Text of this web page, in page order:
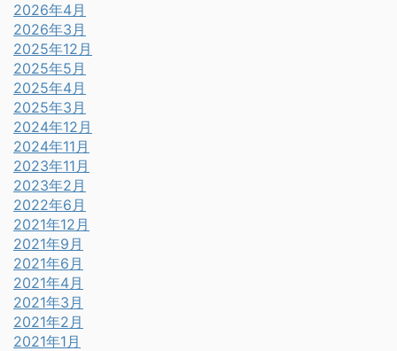
2026年4月
2026年3月
2025年12月
2025年5月
2025年4月
2025年3月
2024年12月
2024年11月
2023年11月
2023年2月
2022年6月
2021年12月
2021年9月
2021年6月
2021年4月
2021年3月
2021年2月
2021年1月